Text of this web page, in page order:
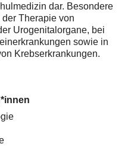
dar. Besondere
Therapie von
Urogenitalorgane, bei
sowie in
Krebserkrankungen.